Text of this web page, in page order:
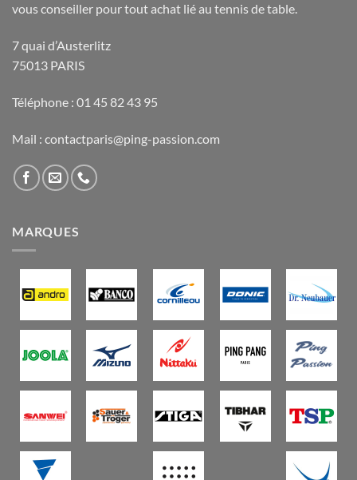
vous conseiller pour tout achat lié au tennis de table.
7 quai d’Austerlitz
75013 PARIS
Téléphone : 01 45 82 43 95
Mail : contactparis@ping-passion.com
MARQUES